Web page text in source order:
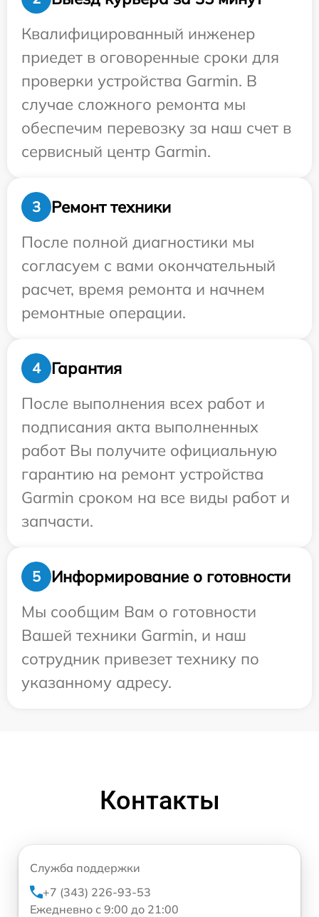
Квалифицированный инженер
приедет в оговоренные сроки для
проверки устройства Garmin. В
случае сложного ремонта мы
обеспечим перевозку за наш счет в
сервисный центр Garmin.
3
Ремонт техники
После полной диагностики мы
согласуем с вами окончательный
расчет, время ремонта и начнем
ремонтные операции.
4
Гарантия
После выполнения всех работ и
подписания акта выполненных
работ Вы получите официальную
гарантию на ремонт устройства
Garmin сроком на все виды работ и
запчасти.
5
Информирование о готовности
Мы сообщим Вам о готовности
Вашей техники Garmin, и наш
сотрудник привезет технику по
указанному адресу.
Контакты
Служба поддержки
+7 (343) 226-93-53
Ежедневно с 9:00 до 21:00